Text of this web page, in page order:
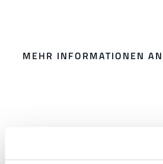
MEHR INFORMATIONEN